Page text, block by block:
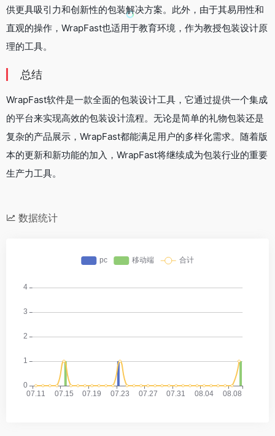
供更具吸引力和创新性的包装解决方案。此外，由于其易用性和
直观的操作，WrapFast也适用于教育环境，作为教授包装设计原
理的工具。
总结
WrapFast软件是一款全面的包装设计工具，它通过提供一个集成
的平台来实现高效的包装设计流程。无论是简单的礼物包装还是
复杂的产品展示，WrapFast都能满足用户的多样化需求。随着版
本的更新和新功能的加入，WrapFast将继续成为包装行业的重要
生产力工具。
数据统计